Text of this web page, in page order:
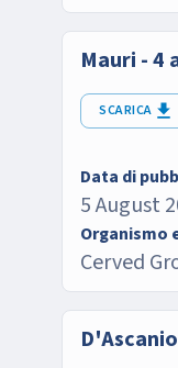
Mauri - 4
SCARICA
Data di
5 August
Organismo
Cerved